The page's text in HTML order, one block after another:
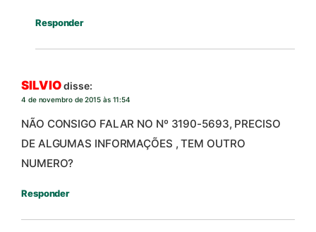
Responder
SILVIOdisse:
4 de novembro de 2015 às 11:54
NÃO CONSIGO FALAR NO Nº 3190-5693, PRECISO
DE ALGUMAS INFORMAÇÕES , TEM OUTRO
NUMERO?
Responder